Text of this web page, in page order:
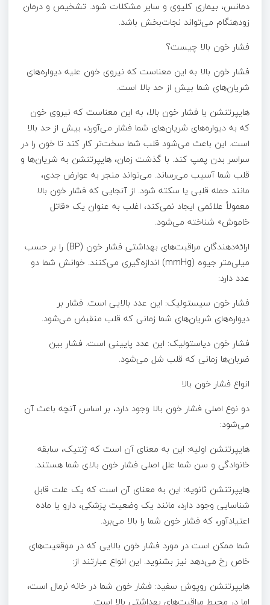
دمانس، بیماری کلیوی و سایر مشکلات شود. تشخیص و درمان
زودهنگام می‌تواند نجات‌بخش باشد.
فشار خون بالا چیست؟
فشار خون بالا به این معناست که نیروی خون علیه دیواره‌های
شریان‌های شما بیش از حد بالا است.
هایپرتنشن یا فشار خون بالا، به این معناست که نیروی خون
که به دیواره‌های شریان‌های شما فشار می‌آورد، بیش از حد بالا
است. این باعث می‌شود قلب شما سخت‌تر کار کند تا خون را در
سراسر بدن پمپ کند. با گذشت زمان، هایپرتنشن به شریان‌ها و
قلب شما آسیب می‌رساند. می‌تواند منجر به عوارض جدی،
مانند حمله قلبی یا سکته شود. از آنجایی که فشار خون بالا
معمولاً علائمی ایجاد نمی‌کند، اغلب به عنوان یک «قاتل
خاموش» شناخته می‌شود.
ارائه‌دهندگان مراقبت‌های بهداشتی فشار خون (BP) را بر حسب
میلی‌متر جیوه (mmHg) اندازه‌گیری می‌کنند. خوانش شما دو
عدد دارد:
فشار خون سیستولیک: این عدد بالایی است. فشار بر
دیواره‌های شریان‌های شما زمانی که قلب منقبض می‌شود.
فشار خون دیاستولیک: این عدد پایینی است. فشار بین
ضربان‌ها زمانی که قلب شل می‌شود.
انواع فشار خون بالا
دو نوع اصلی فشار خون بالا وجود دارد، بر اساس آنچه باعث آن
می‌شود:
هایپرتنشن اولیه: این به معنای آن است که ژنتیک، سابقه
خانوادگی و سن شما علل اصلی فشار خون بالای شما هستند.
هایپرتنشن ثانویه: این به معنای آن است که یک علت قابل
شناسایی وجود دارد، مانند یک وضعیت پزشکی، دارو یا ماده
اعتیادآور، که فشار خون شما را بالا می‌برد.
شما ممکن است در مورد فشار خون بالایی که در موقعیت‌های
خاص رخ می‌دهد نیز بشنوید. این انواع عبارتند از:
هایپرتنشن روپوش سفید: فشار خون شما در خانه نرمال است،
اما در محیط مراقبت‌های بهداشتی بالا است.